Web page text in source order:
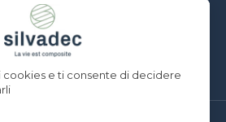
cookies e ti consente di decidere